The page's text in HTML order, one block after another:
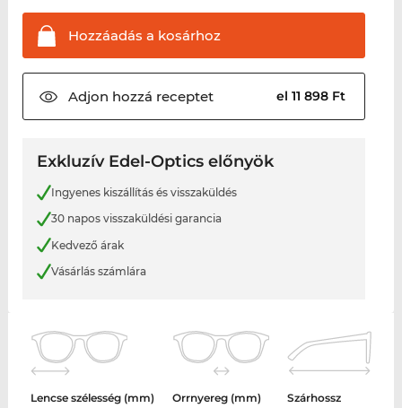
Hozzáadás a kosárhoz
Adjon hozzá receptet el 11 898 Ft
Exkluzív Edel-Optics előnyök
Ingyenes kiszállítás és visszaküldés
30 napos visszaküldési garancia
Kedvező árak
Vásárlás számlára
Lencse szélesség (mm)
Orrnyereg (mm)
Szárhossz